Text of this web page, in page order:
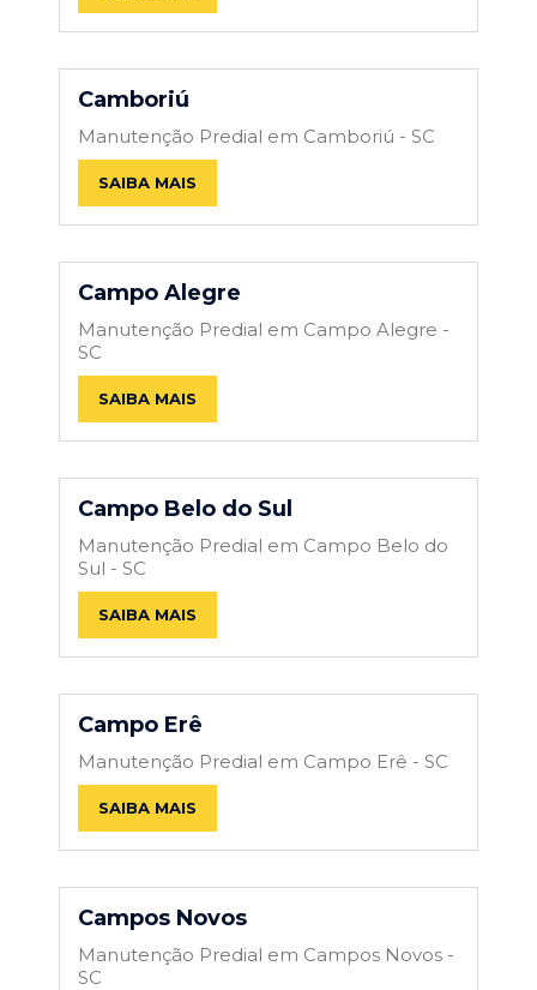
Camboriú
Manutenção Predial em Camboriú - SC
SAIBA MAIS
Campo Alegre
Manutenção Predial em Campo Alegre -
SC
SAIBA MAIS
Campo Belo do Sul
Manutenção Predial em Campo Belo do
Sul - SC
SAIBA MAIS
Campo Erê
Manutenção Predial em Campo Erê - SC
SAIBA MAIS
Campos Novos
Manutenção Predial em Campos Novos -
SC